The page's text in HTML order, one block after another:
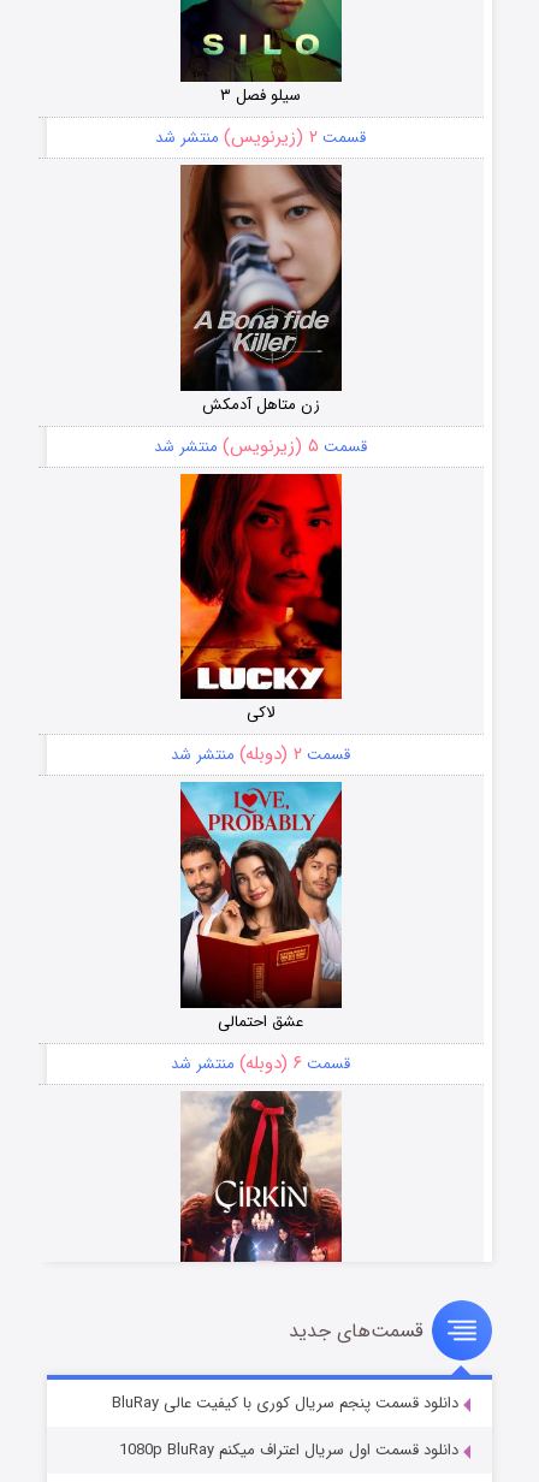
سیلو فصل ۳
قسمت ۲ (زیرنویس) منتشر شد
زن متاهل آدمکش
قسمت ۵ (زیرنویس) منتشر شد
لاکی
قسمت ۲ (دوبله) منتشر شد
عشق احتمالی
قسمت ۶ (دوبله) منتشر شد
سریال زشت
قسمت۵ (زیرنویس) منتشر شد
قسمت‌های جدید
دانلود قسمت پنجم سریال کوری با کیفیت عالی BluRay
دانلود قسمت اول سریال اعتراف میکنم 1080p BluRay